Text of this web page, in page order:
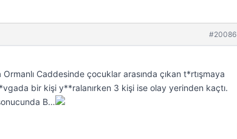
#20086
Caddesinde çocuklar arasında çıkan t*rtışmaya
bir kişi y**ralanırken 3 kişi ise olay yerinden kaçtı.
B…